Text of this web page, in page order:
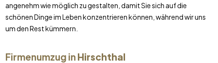
angenehm wie möglich zu gestalten, damit Sie sich auf die
schönen Dinge im Leben konzentrieren können, während wir uns
um den Rest kümmern.
Firmenumzug in Hirschthal